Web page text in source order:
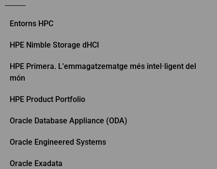
Entorns HPC
HPE Nimble Storage dHCI
HPE Primera. L'emmagatzematge més intel·ligent del
món
HPE Product Portfolio
Oracle Database Appliance (ODA)
Oracle Engineered Systems
Oracle Exadata